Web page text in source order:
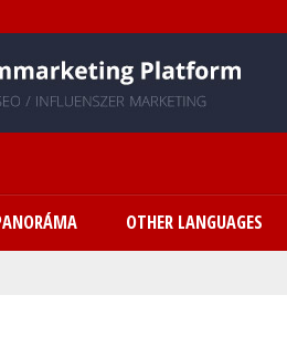
OTHER LANGUAGES